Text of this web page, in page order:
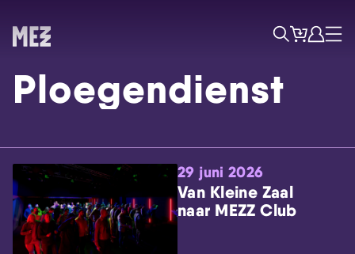
Skip navigatie
ZoekTicketsAccount
Menu
Ploegendienst
29 juni 2026
Van Kleine Zaal
naar MEZZ Club